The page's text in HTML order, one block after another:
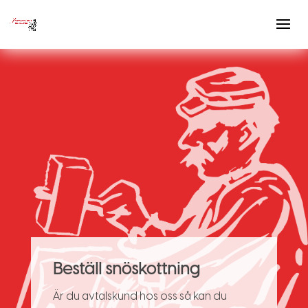
Beställ snöskottning
Är du avtalskund hos oss så kan du